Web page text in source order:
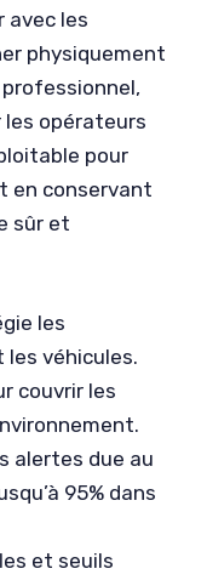
avec les
physiquement
opérateurs
pour
en conservant
sûr et
les
véhicules.
couvrir les
alertes due au
95% dans
et seuils